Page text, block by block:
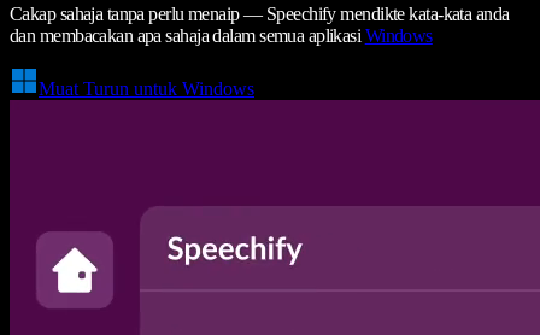
Cakap sahaja tanpa perlu menaip — Speechify mendikte kata-kata anda
dan membacakan apa sahaja dalam semua aplikasi Windows
Muat Turun untuk Windows